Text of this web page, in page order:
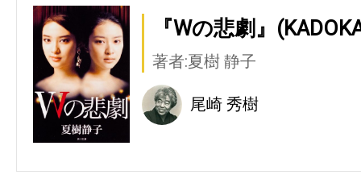
『Wの悲劇』
著者:夏樹 静子
尾崎 秀樹